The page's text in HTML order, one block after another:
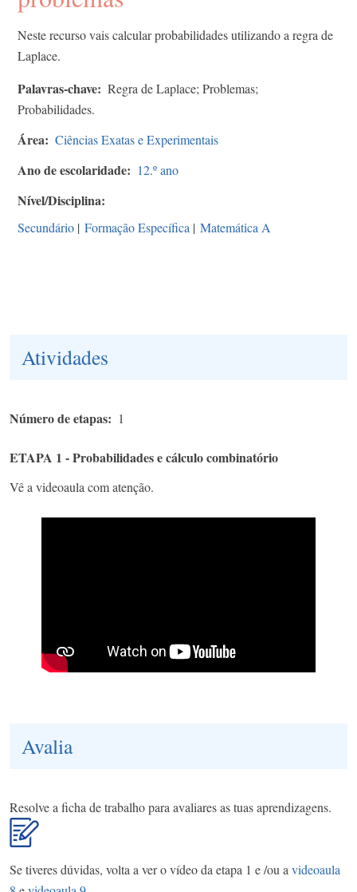
Neste recurso vais calcular probabilidades utilizando a regra de
Laplace.
Palavras-chave
Regra de Laplace; Problemas;
Probabilidades.
Área Ciências Exatas e Experimentais
Ano de escolaridade 12.º ano
Nível/Disciplina
Secundário | Formação Específica | Matemática A
Atividades
Número de etapas 1
ETAPA 1 - Probabilidades e cálculo combinatório
Vê a videoaula com atenção.
Avalia
Resolve a ficha de trabalho para avaliares as tuas aprendizagens.
Se tiveres dúvidas, volta a ver o vídeo da etapa 1 e /ou avideoaula